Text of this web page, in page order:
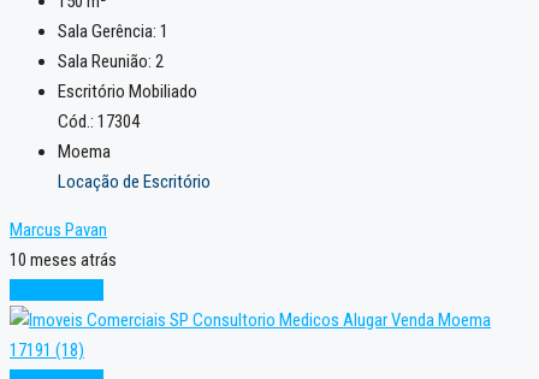
Sala Gerência: 1
Sala Reunião: 2
Escritório Mobiliado
Cód.: 17304
Moema
Locação de Escritório
Marcus Pavan
10 meses atrás